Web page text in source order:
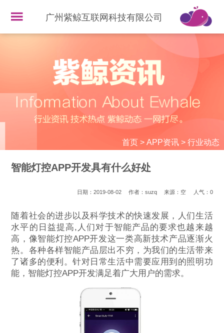
广州紫鲸互联网科技有限公司
首页> APP资讯> 行业动态
智能灯控APP开发具有什么好处
日期：2019-08-02 作者：suzq 来源：空 人气： 0
随着社会的进步以及科学技术的快速发展，人们生活
水平的日益提高,人们对于智能产品的要求也越来越
高，像智能灯控APP开发这一类高新技术产品逐渐火
热。各种各样智能产品层出不穷，为我们的生活带来
了诸多的便利。针对日常生活中需要应用到的照明功
能，智能灯控APP开发满足着广大用户的需求。